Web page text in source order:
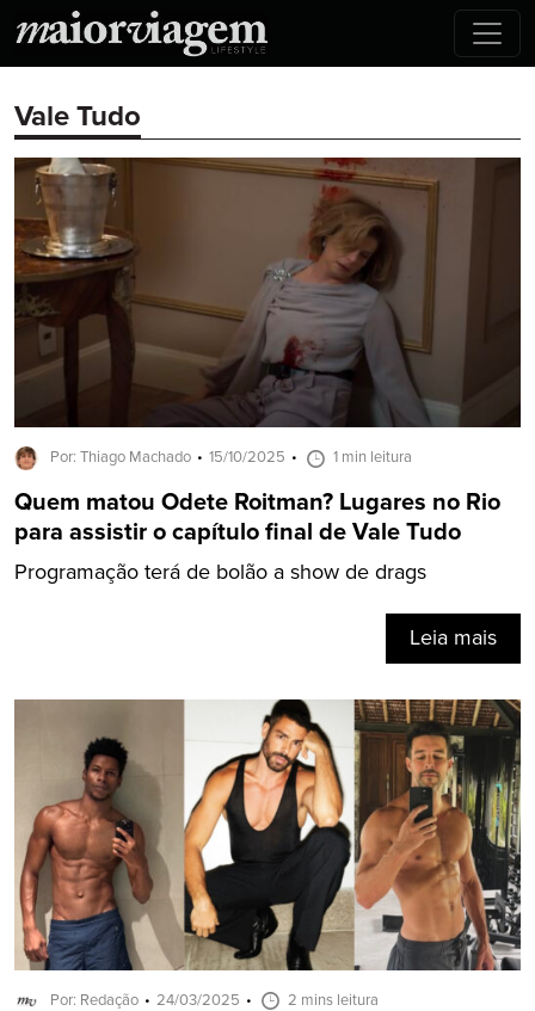
Vale Tudo
Por: Thiago Machado 15/10/2025 1 min leitura
Quem matou Odete Roitman? Lugares no Rio
para assistir o capítulo final de Vale Tudo
Programação terá de bolão a show de drags
Leia mais
Por: Redação 24/03/2025 2 mins leitura